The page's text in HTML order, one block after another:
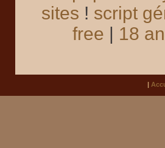
sites ! script
free
18